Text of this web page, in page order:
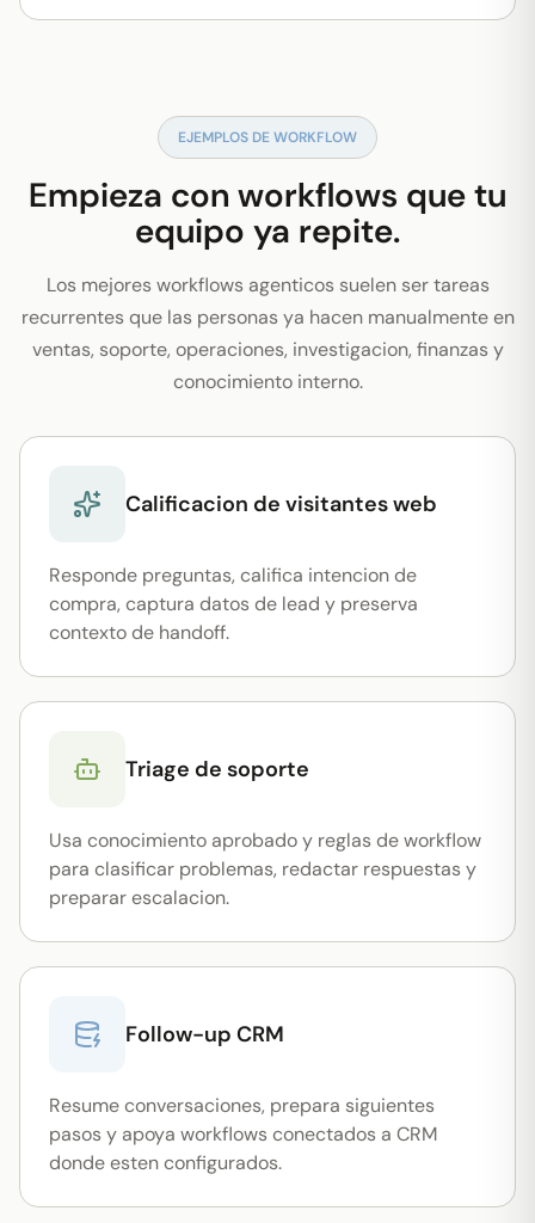
EJEMPLOS DE WORKFLOW
Empieza con workflows que tu
equipo ya repite.
Los mejores workflows agenticos suelen ser tareas
recurrentes que las personas ya hacen manualmente en
ventas, soporte, operaciones, investigacion, finanzas y
conocimiento interno.
Calificacion de visitantes web
Responde preguntas, califica intencion de
compra, captura datos de lead y preserva
contexto de handoff.
Triage de soporte
Usa conocimiento aprobado y reglas de workflow
para clasificar problemas, redactar respuestas y
preparar escalacion.
Follow-up CRM
Resume conversaciones, prepara siguientes
pasos y apoya workflows conectados a CRM
donde esten configurados.